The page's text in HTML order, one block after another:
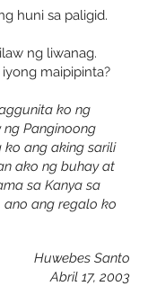
huni sa paligid.
ng liwanag.
maipipinta?
ko ng
Panginoong
ko ang aking sarili
ako ng buhay at
sa Kanya sa
ang regalo ko
Huwebes Santo
Abril 17, 2003